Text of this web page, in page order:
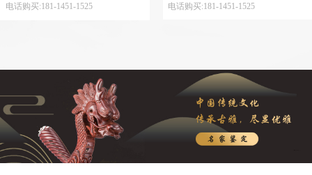
电话购买:181-1451-1525 电话购买:181-1451-1525